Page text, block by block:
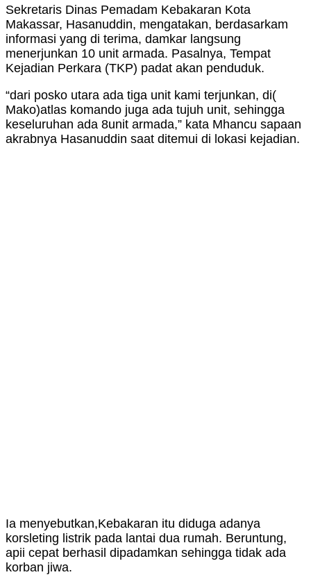
Sekretaris Dinas Pemadam Kebakaran Kota
Makassar, Hasanuddin, mengatakan, berdasarkam
informasi yang di terima, damkar langsung
menerjunkan 10 unit armada. Pasalnya, Tempat
Kejadian Perkara (TKP) padat akan penduduk.
“dari posko utara ada tiga unit kami terjunkan, di(
Mako)atlas komando juga ada tujuh unit, sehingga
keseluruhan ada 8unit armada,” kata Mhancu sapaan
akrabnya Hasanuddin saat ditemui di lokasi kejadian.
Ia menyebutkan,Kebakaran itu diduga adanya
korsleting listrik pada lantai dua rumah. Beruntung,
apii cepat berhasil dipadamkan sehingga tidak ada
korban jiwa.